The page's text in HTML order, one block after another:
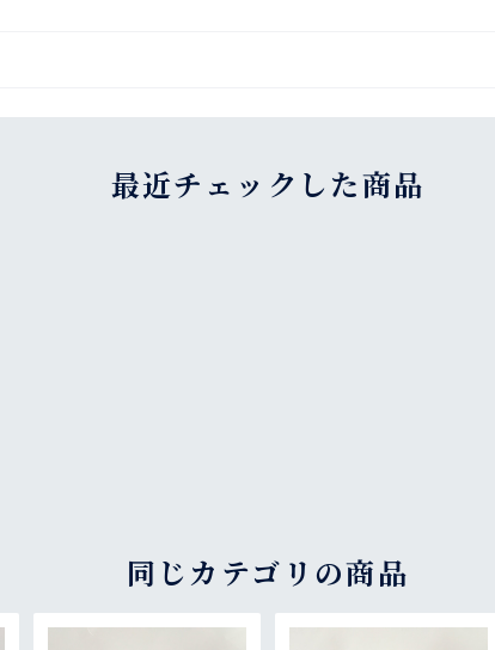
最近チェックした商品
同じカテゴリの商品